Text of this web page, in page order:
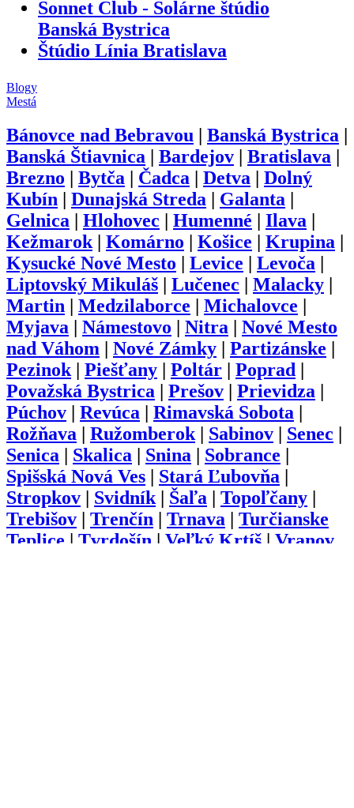
Sonnet Club - Solárne štúdio
Banská Bystrica
Štúdio Línia Bratislava
Blogy
Mestá
Bánovce nad Bebravou | Banská Bystrica |
Banská Štiavnica | Bardejov | Bratislava |
Brezno | Bytča | Čadca | Detva | Dolný
Kubín | Dunajská Streda | Galanta |
Gelnica | Hlohovec | Humenné | Ilava |
Kežmarok | Komárno | Košice | Krupina |
Kysucké Nové Mesto | Levice | Levoča |
Liptovský Mikuláš | Lučenec | Malacky |
Martin | Medzilaborce | Michalovce |
Myjava | Námestovo | Nitra | Nové Mesto
nad Váhom | Nové Zámky | Partizánske |
Pezinok | Piešťany | Poltár | Poprad |
Považská Bystrica | Prešov | Prievidza |
Púchov | Revúca | Rimavská Sobota |
Rožňava | Ružomberok | Sabinov | Senec |
Senica | Skalica | Snina | Sobrance |
Spišská Nová Ves | Stará Ľubovňa |
Stropkov | Svidník | Šaľa | Topoľčany |
Trebišov | Trenčín | Trnava | Turčianske
Teplice | Tvrdošín | Veľký Krtíš | Vranov